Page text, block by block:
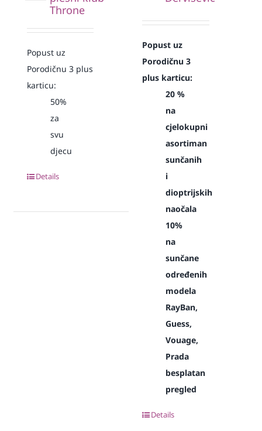
Throne
Popust uz
Porodičnu 3 plus
karticu:
50%
za
svu
djecu
Details
Popust uz
Porodičnu 3
plus karticu:
20 %
na
cjelokupni
asortiman
sunčanih
i
dioptrijskih
naočala
10%
na
sunčane
određenih
modela
RayBan,
Guess,
Vouage,
Prada
besplatan
pregled
Details